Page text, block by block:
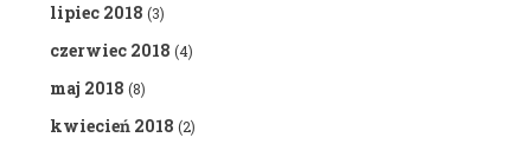
lipiec 2018 (3)
czerwiec 2018 (4)
maj 2018 (8)
kwiecień 2018 (2)